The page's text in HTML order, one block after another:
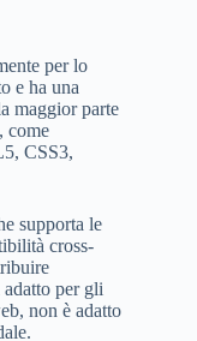
per lo
e ha una
maggior parte
come
CSS3,
supporta le
cross-
adatto per gli
non è adatto